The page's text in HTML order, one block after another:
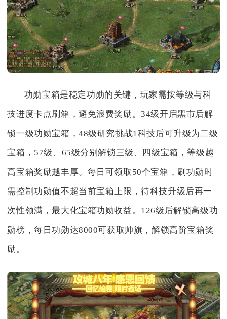
功勋宝箱是稳定功勋的关键，玩家需按等级与科
技进度卡点刷箱，避免浪费奖励。34级开启黑市后解
锁一级功勋宝箱，48级研究挑战1科技后可升级为二级
宝箱，57级、65级分别解锁三级、四级宝箱，等级越
高宝箱奖励越丰厚。每日可领取50个宝箱，刷功勋时
需控制功勋值不超当前宝箱上限，待科技升级后再一
次性领满，最大化宝箱功勋收益。126级后解锁高级功
勋榜，每日功勋达8000可获取帅旗，解锁高阶宝箱奖
励。